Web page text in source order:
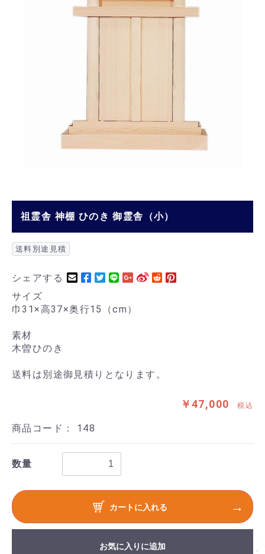
祖霊舎 神棚 ひのき 御霊舎（小）
送料別途見積
シェアする
サイズ
巾31×高37×奥行15（cm）
素材
木曽ひのき
送料は別途御見積りとなります。
￥47,000 税込
商品コード： 148
数量
カートに入れる
お気に入りに追加